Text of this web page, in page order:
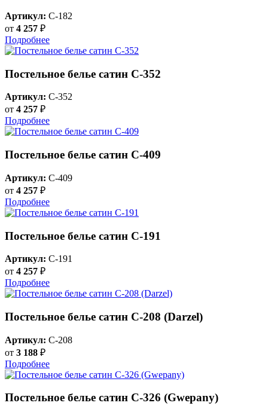
Артикул: C-182
от 4 257 ₽
Подробнее
Постельное белье сатин С-352
Артикул: C-352
от 4 257 ₽
Подробнее
Постельное белье сатин С-409
Артикул: C-409
от 4 257 ₽
Подробнее
Постельное белье сатин С-191
Артикул: C-191
от 4 257 ₽
Подробнее
Постельное белье сатин С-208 (Darzel)
Артикул: C-208
от 3 188 ₽
Подробнее
Постельное белье сатин С-326 (Gwepany)